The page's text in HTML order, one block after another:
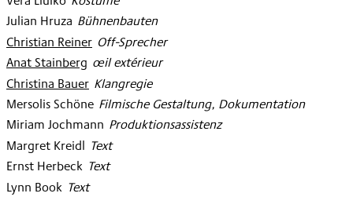
Julian Hruza: Bühnenbauten
Christian Reiner
: Off-Sprecher
Anat Stainberg: œil extérieur
Christina Bauer
: Klangregie
Mersolis Schöne
: Filmische Gestaltung, Dokumentation
Miriam Jochmann: Produktionsassistenz
Margret Kreidl: Text
Ernst Herbeck
: Text
Lynn Book
: Text